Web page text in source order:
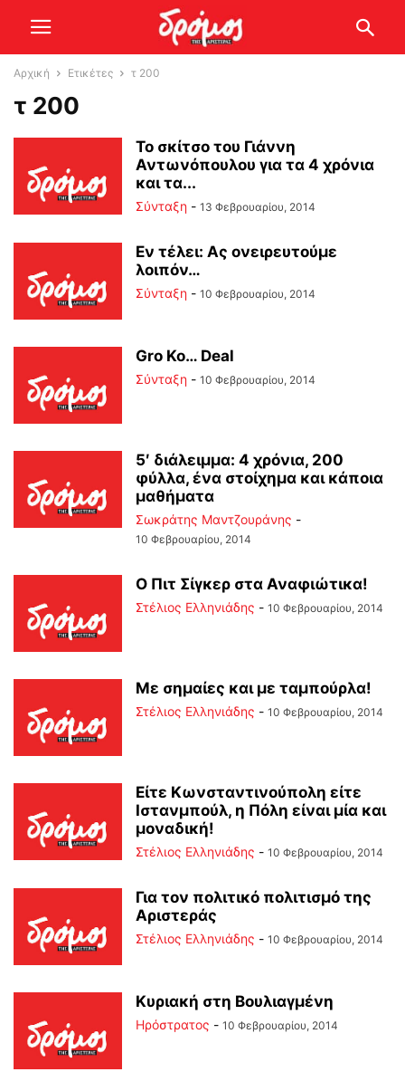
Αρχική Ετικέτες τ 200
τ 200
Το σκίτσο του Γιάννη
Αντωνόπουλου για τα 4 χρόνια
και τα...
Σύνταξη - 13 Φεβρουαρίου, 2014
Εν τέλει: Ας ονειρευτούμε
λοιπόν…
Σύνταξη - 10 Φεβρουαρίου, 2014
Gro Ko… Deal
Σύνταξη - 10 Φεβρουαρίου, 2014
5′ διάλειμμα: 4 χρόνια, 200
φύλλα, ένα στοίχημα και κάποια
μαθήματα
Σωκράτης Μαντζουράνης -
10 Φεβρουαρίου, 2014
Ο Πιτ Σίγκερ στα Αναφιώτικα!
Στέλιος Ελληνιάδης - 10 Φεβρουαρίου, 2014
Με σημαίες και με ταμπούρλα!
Στέλιος Ελληνιάδης - 10 Φεβρουαρίου, 2014
Είτε Κωνσταντινούπολη είτε
Ιστανμπούλ, η Πόλη είναι μία και
μοναδική!
Στέλιος Ελληνιάδης - 10 Φεβρουαρίου, 2014
Για τον πολιτικό πολιτισμό της
Αριστεράς
Στέλιος Ελληνιάδης - 10 Φεβρουαρίου, 2014
Κυριακή στη Βουλιαγμένη
Ηρόστρατος - 10 Φεβρουαρίου, 2014